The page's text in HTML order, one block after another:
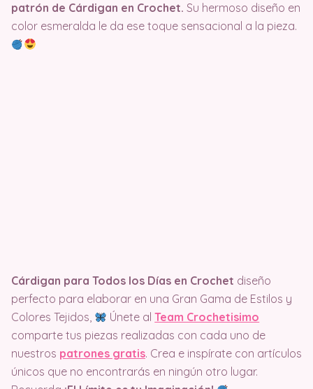
patrón de Cárdigan en Crochet. Su hermoso diseño en
color esmeralda le da ese toque sensacional a la pieza.
Cárdigan para Todos los Días en Crochet diseño
perfecto para elaborar en una Gran Gama de Estilos y
Colores Tejidos,
Únete alTeam Crochetisimo
comparte tus piezas realizadas con cada uno de
nuestros patrones gratis. Crea e inspírate con artículos
únicos que no encontrarás en ningún otro lugar.